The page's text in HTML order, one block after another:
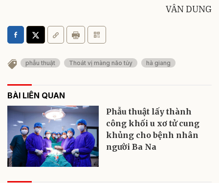
VÂN DUNG
phẫu thuật Thoát vị màng não tủy hà giang
BÀI LIÊN QUAN
Phẫu thuật lấy thành
công khối u xơ tử cung
khủng cho bệnh nhân
người Ba Na